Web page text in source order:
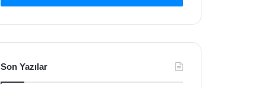
Son Yazılar